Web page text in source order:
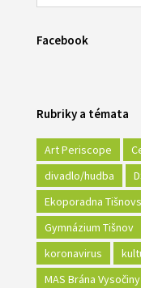
Facebook
Rubriky a témata
Art Periscope
divadlo/hudba
Ekoporadna
Gymnázium Tišnov
koronavirus
MAS Brána Vysočiny